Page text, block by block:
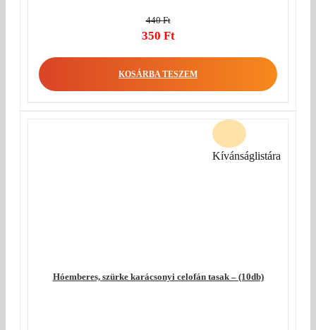
440Ft
Original
was:
350 Ft
price
KOSÁRBA TESZEM
Hóemberes, szürke karácsonyi celofán tasak – (10db)
Kívánságlistára